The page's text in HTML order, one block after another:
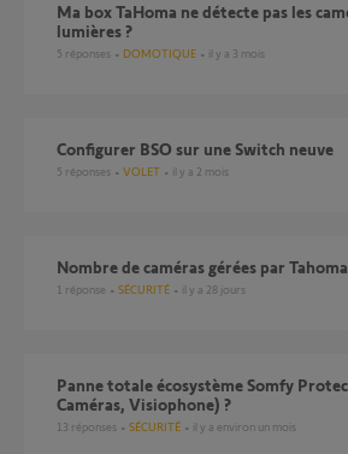
Ma box TaHoma ne détecte pas les caméra mais des
lumières ?
5 réponses DOMOTIQUE il y a 3 mois
Configurer BSO sur une Switch neuve
5 réponses VOLET il y a 2 mois
Nombre de caméras gérées par Tahoma
1 réponse SÉCURITÉ il y a 28 jours
Panne totale écosystème Somfy Protect (Alarme,
Caméras, Visiophone) ?
13 réponses SÉCURITÉ il y a environ un mois